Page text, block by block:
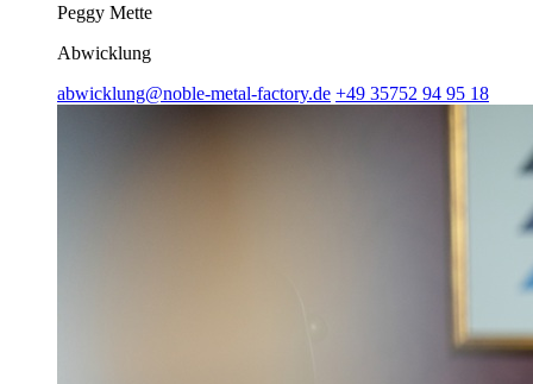
Peggy Mette
Abwicklung
abwicklung@noble-metal-factory.de +49 35752 94 95 18